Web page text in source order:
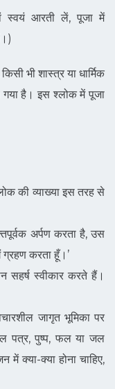
स्वयं आरती लें, पूजा में
भी शास्त्र या धार्मिक
गया है। इस श्लोक में पूजा
की व्याख्या इस तरह से
अर्पण करता है, उस
ग्रहण करता हूँ।’
सहर्ष स्वीकार करते हैं।
जागृत भूमिका पर
पत्र, पुष्प, फल या जल
क्या-क्या होना चाहिए,